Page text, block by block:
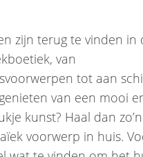
zijn terug te vinden in
van
tot aan
van een mooi
kunst? Haal dan
voorwerp in huis.